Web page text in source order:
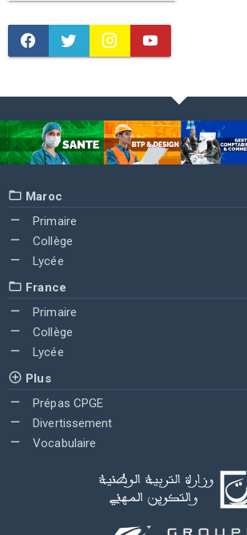
Maroc
Primaire
Collège
Lycée
France
Primaire
Collège
Lycée
Plus
Prépas CPGE
Divertissement
Vocabulaire